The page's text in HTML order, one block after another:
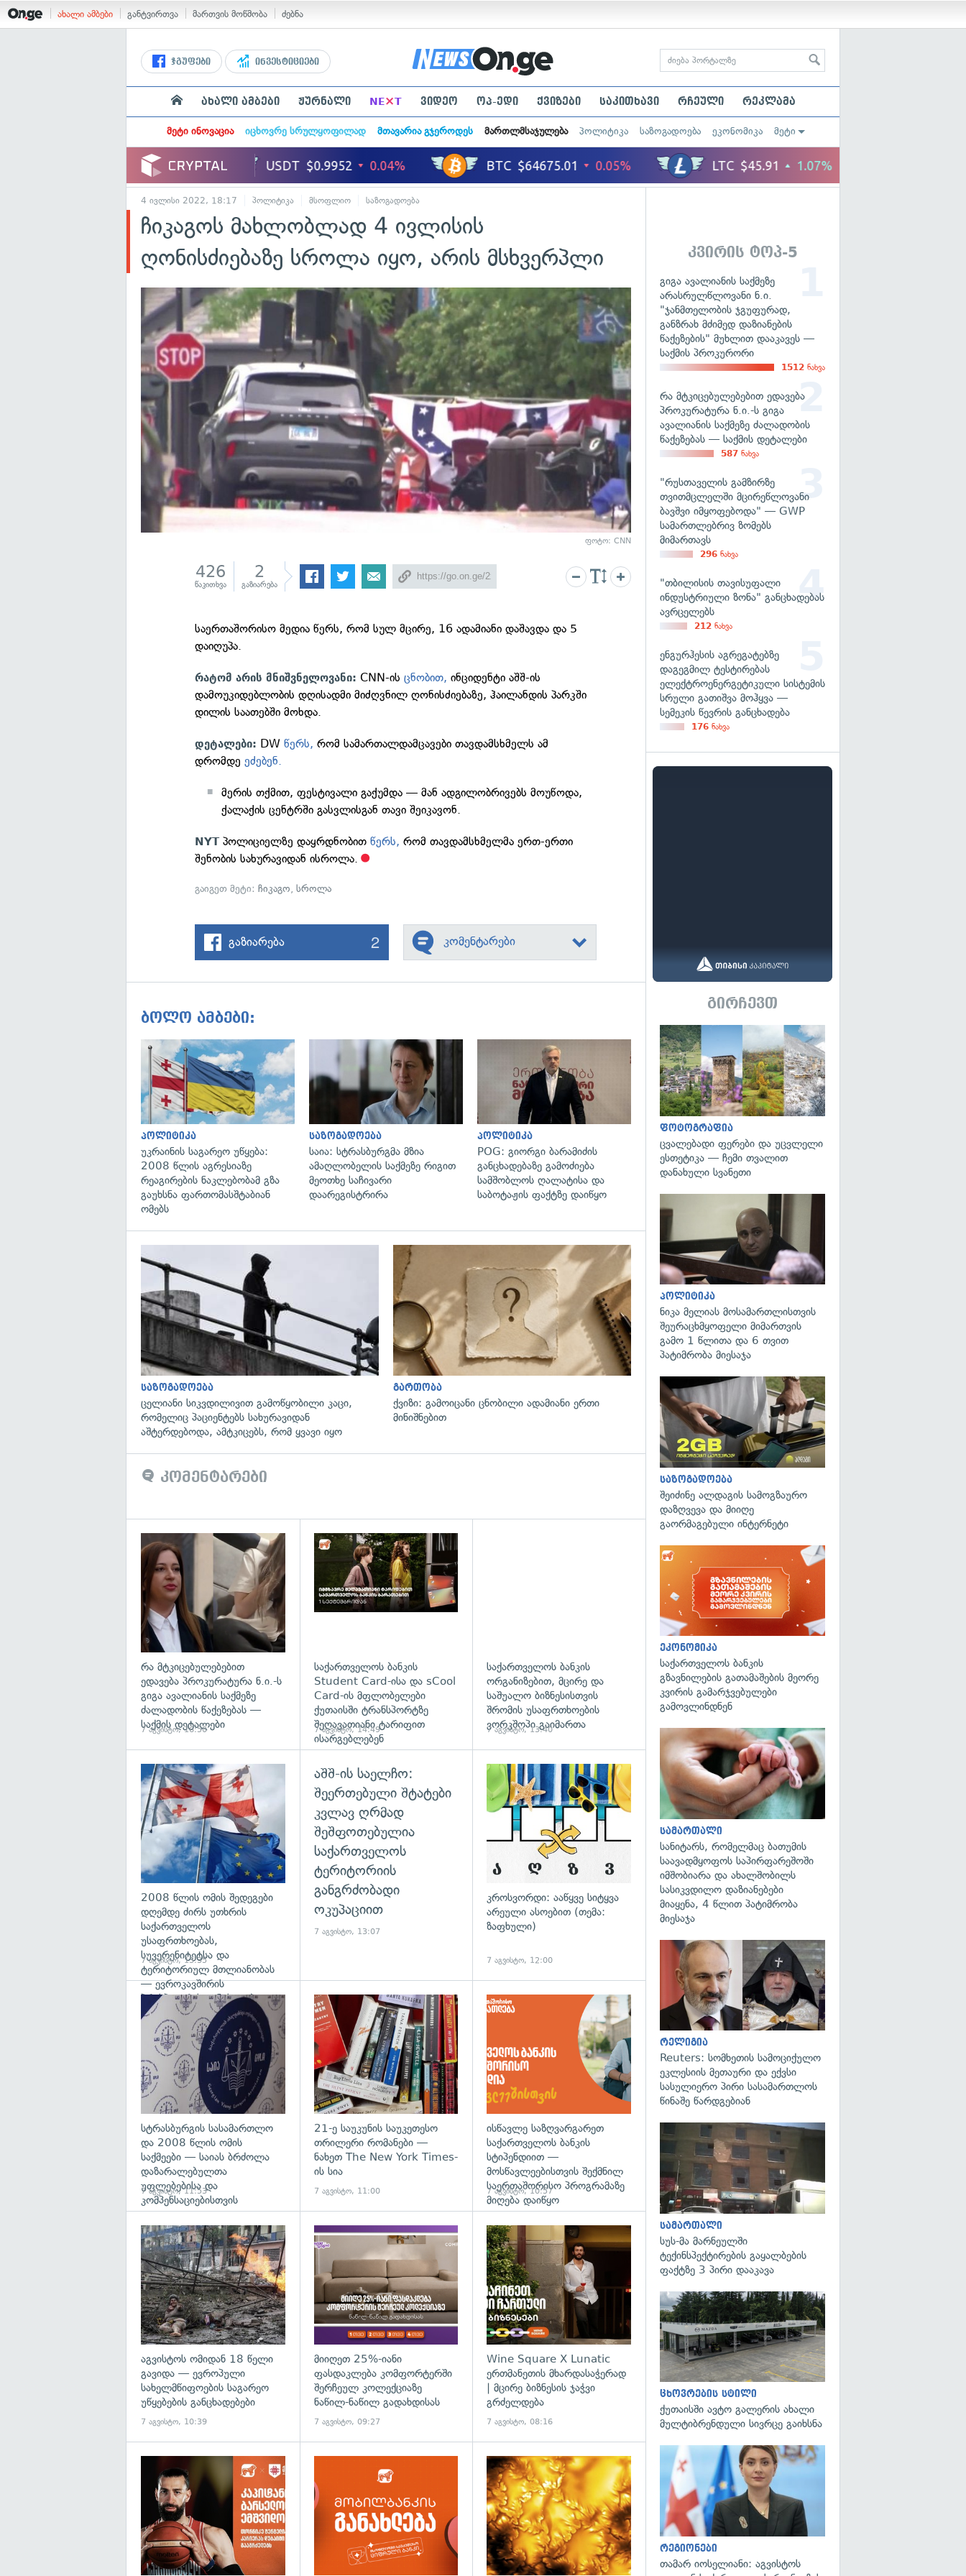
ახალი ამბები განტვირთვა მართვის მოწმობა ძებნა
ჯგუფები ინვესტიციები
ახალი ამბები ჟურნალი NE×T ვიდეო ოპ-ედი ქვიზები საკითხავი რჩეული რეკლამა
მეტი ინოვაცია იცხოვრე სრულყოფილად მთავარია გჯეროდეს მართლმსაჯულება პოლიტიკა საზოგადოება ეკონომიკა მეტი
4 ივლისი 2022, 18:17 პოლიტიკა მსოფლიო საზოგადოება
ჩიკაგოს მახლობლად 4 ივლისის
ღონისძიებაზე სროლა იყო, არის მსხვერპლი
ფოტო: CNN
426
წაკითხვა
2
გაზიარება
საერთაშორისო მედია წერს, რომ სულ მცირე, 16 ადამიანი დაშავდა და 5
დაიღუპა.
რატომ არის მნიშვნელოვანი: CNN-ისცნობით, ინციდენტი აშშ-ის
დამოუკიდებლობის დღისადმი მიძღვნილ ღონისძიებაზე, ჰაილანდის პარკში
დილის საათებში მოხდა.
დეტალები: DWწერს, რომ სამართალდამცავები თავდამსხმელს ამ
დრომდეეძებენ.
მერის თქმით, ფესტივალი გაქუმდა — მან ადგილობრივებს მოუწოდა,
ქალაქის ცენტრში გასვლისგან თავი შეიკავონ.
NYTპოლიციელზე დაყრდნობითწერს, რომ თავდამსხმელმა ერთ-ერთი
შენობის სახურავიდან ისროლა.
გაიგეთ მეტი:ჩიკაგო,სროლა
გაზიარება 2 კომენტარები
ბოლო ამბები:
გადახედვა
პოლიტიკა
უკრაინის საგარეო უწყება:
2008 წლის აგრესიაზე
რეაგირების ნაკლებობამ გზა
გაუხსნა ფართომასშტაბიან
ომებს
საზოგადოება
საია: სტრასბურგმა მზია
ამაღლობელის საქმეზე რიგით
მეოთხე საჩივარი
დაარეგისტრირა
გადახედვა
პოლიტიკა
POG: გიორგი ბარამიძის
განცხადებაზე გამოძიება
სამშობლოს ღალატისა და
საბოტაჟის ფაქტზე დაიწყო
გადახედვა
საზოგადოება
ცელიანი სიკვდილივით გამოწყობილი კაცი,
რომელიც პაციენტებს სახურავიდან
აშტერდებოდა, ამტკიცებს, რომ ყვავი იყო
გართობა
ქვიზი: გამოიცანი ცნობილი ადამიანი ერთი
მინიშნებით
კომენტარები
გადახედვა
რა მტკიცებულებებით
ედავება პროკურატურა ნ.ი.-ს
გიგა ავალიანის საქმეზე
ძალადობის წაქეზებას —
საქმის დეტალები
7 აგვისტო, 16:50
საქართველოს ბანკის
Student Card-ისა და sCool
Card-ის მფლობელები
ქუთაისში ტრანსპორტზე
შეღავათიანი ტარიფით
ისარგებლებენ
7 აგვისტო, 14:49
საქართველოს ბანკის
ორგანიზებით, მცირე და
საშუალო ბიზნესისთვის
შრომის უსაფრთხოების
ვორკშოპი გაიმართა
7 აგვისტო, 13:40
გადახედვა
2008 წლის ომის შედეგები
დღემდე ძირს უთხრის
საქართველოს
უსაფრთხოებას,
სუვერენიტეტსა და
ტერიტორიულ მთლიანობას
— ევროკავშირის
პრესპიკერის განცხადება
7 აგვისტო, 13:35
აშშ-ის საელჩო:
შეერთებული შტატები
კვლავ ღრმად
შეშფოთებულია
საქართველოს
ტერიტორიის
განგრძობადი
ოკუპაციით
7 აგვისტო, 13:07
გადახედვა
კროსვორდი: ააწყვე სიტყვა
არეული ასოებით (თემა:
ზაფხული)
7 აგვისტო, 12:00
გადახედვა
სტრასბურგის სასამართლო
და 2008 წლის ომის
საქმეები — საიას ბრძოლა
დაზარალებულთა
უფლებებისა და
კომპენსაციებისთვის
7 აგვისტო, 11:53
გადახედვა
21-ე საუკუნის საუკეთესო
თრილერი რომანები —
ნახეთ The New York Times-
ის სია
7 აგვისტო, 11:00
ისწავლე საზღვარგარეთ
საქართველოს ბანკის
სტიპენდიით —
მოსწავლეებისთვის შექმნილ
საერთაშორისო პროგრამაზე
მიღება დაიწყო
7 აგვისტო, 10:57
გადახედვა
აგვისტოს ომიდან 18 წელი
გავიდა — ევროპული
სახელმწიფოების საგარეო
უწყებების განცხადებები
7 აგვისტო, 10:39
მიიღეთ 25%-იანი
ფასდაკლება კომფორტერში
შერჩეულ კოლექციაზე
ნაწილ-ნაწილ გადახდისას
7 აგვისტო, 09:27
Wine Square X Lunatic
ერთმანეთის მხარდასაჭერად
| მცირე ბიზნესის ჯაჭვი
გრძელდება
7 აგვისტო, 08:16
გადახედვა
კვირის ტოპ-5
გიგა ავალიანის საქმეზე
არასრულწლოვანი ნ.ი.
"ჯანმთელობის ჯგუფურად,
განზრახ მძიმედ დაზიანების
წაქეზების" მუხლით დააკავეს —
საქმის პროკურორი
1512 ნახვა
რა მტკიცებულებებით ედავება
პროკურატურა ნ.ი.-ს გიგა
ავალიანის საქმეზე ძალადობის
წაქეზებას — საქმის დეტალები
587 ნახვა
"რუსთაველის გამზირზე
თვითმცლელში მცირეწლოვანი
ბავშვი იმყოფებოდა" — GWP
სამართლებრივ ზომებს
მიმართავს
296 ნახვა
"თბილისის თავისუფალი
ინდუსტრიული ზონა" განცხადებას
ავრცელებს
212 ნახვა
ენგურჰესის აგრეგატებზე
დაგეგმილ ტესტირებას
ელექტროენერგეტიკული სისტემის
სრული გათიშვა მოჰყვა —
სემეკის წევრის განცხადება
176 ნახვა
გირჩევთ
ფოტოგრაფია
ცვალებადი ფერები და უცვლელი
ესთეტიკა — ჩემი თვალით
დანახული სვანეთი
პოლიტიკა
ნიკა მელიას მოსამართლისთვის
შეურაცხმყოფელი მიმართვის
გამო 1 წლითა და 6 თვით
პატიმრობა მიესაჯა
საზოგადოება
შეიძინე ალდაგის სამოგზაურო
დაზღვევა და მიიღე
გაორმაგებული ინტერნეტი
ეკონომიკა
საქართველოს ბანკის
გზავნილების გათამაშების მეორე
კვირის გამარჯვებულები
გამოვლინდნენ
სამართალი
სანიტარს, რომელმაც ბათუმის
საავადმყოფოს საპირფარეშოში
იმშობიარა და ახალშობილს
სასიკვდილო დაზიანებები
მიაყენა, 4 წლით პატიმრობა
მიესაჯა
რელიგია
Reuters: სომხეთის სამოციქულო
ეკლესიის მეთაური და ექვსი
სასულიერო პირი სასამართლოს
წინაშე წარდგებიან
სამართალი
სუს-მა მარნეულში
ტექინსპექტირების გაყალბების
ფაქტზე 3 პირი დააკავა
ცხოვრების სტილი
ქუთაისში ავტო გალერის ახალი
მულტიბრენდული სივრცე გაიხსნა
რეგიონები
თამარ იოსელიანი: აგვისტოს